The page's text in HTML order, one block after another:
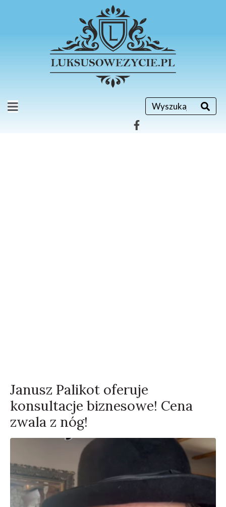
Janusz Palikot oferuje
konsultacje biznesowe! Cena
zwala z nóg!